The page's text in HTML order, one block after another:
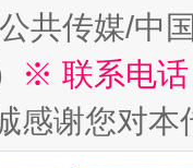
共传媒/中
※ 联系电
感谢您对